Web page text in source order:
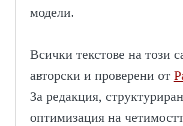
модели.
Всички текстове на този
авторски и проверени от
За редакция,
оптимизация на